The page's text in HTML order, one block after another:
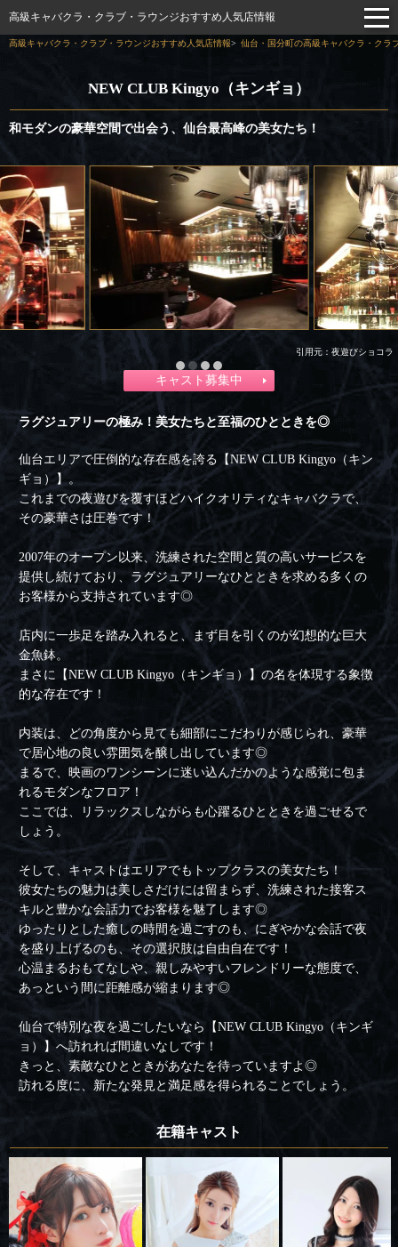
高級キャバクラ・クラブ・ラウンジおすすめ人気店情報
高級キャバクラ・クラブ・ラウンジおすすめ人気店情報 仙台・国分町の高級キャバクラ・クラ
NEW CLUB Kingyo（キンギョ）
和モダンの豪華空間で出会う、仙台最高峰の美女たち！
引用元：夜遊びショコラ
キャスト募集中
ラグジュアリーの極み！美女たちと至福のひとときを◎
仙台エリアで圧倒的な存在感を誇る【NEW CLUB Kingyo（キン
ギョ）】。
これまでの夜遊びを覆すほどハイクオリティなキャバクラで、
その豪華さは圧巻です！
2007年のオープン以来、洗練された空間と質の高いサービスを
提供し続けており、ラグジュアリーなひとときを求める多くの
お客様から支持されています◎
店内に一歩足を踏み入れると、まず目を引くのが幻想的な巨大
金魚鉢。
まさに【NEW CLUB Kingyo（キンギョ）】の名を体現する象徴
的な存在です！
内装は、どの角度から見ても細部にこだわりが感じられ、豪華
で居心地の良い雰囲気を醸し出しています◎
まるで、映画のワンシーンに迷い込んだかのような感覚に包ま
れるモダンなフロア！
ここでは、リラックスしながらも心躍るひとときを過ごせるで
しょう。
そして、キャストはエリアでもトップクラスの美女たち！
彼女たちの魅力は美しさだけには留まらず、洗練された接客ス
キルと豊かな会話力でお客様を魅了します◎
ゆったりとした癒しの時間を過ごすのも、にぎやかな会話で夜
を盛り上げるのも、その選択肢は自由自在です！
心温まるおもてなしや、親しみやすいフレンドリーな態度で、
あっという間に距離感が縮まります◎
仙台で特別な夜を過ごしたいなら【NEW CLUB Kingyo（キンギ
ョ）】へ訪れれば間違いなしです！
きっと、素敵なひとときがあなたを待っていますよ◎
訪れる度に、新たな発見と満足感を得られることでしょう。
在籍キャスト